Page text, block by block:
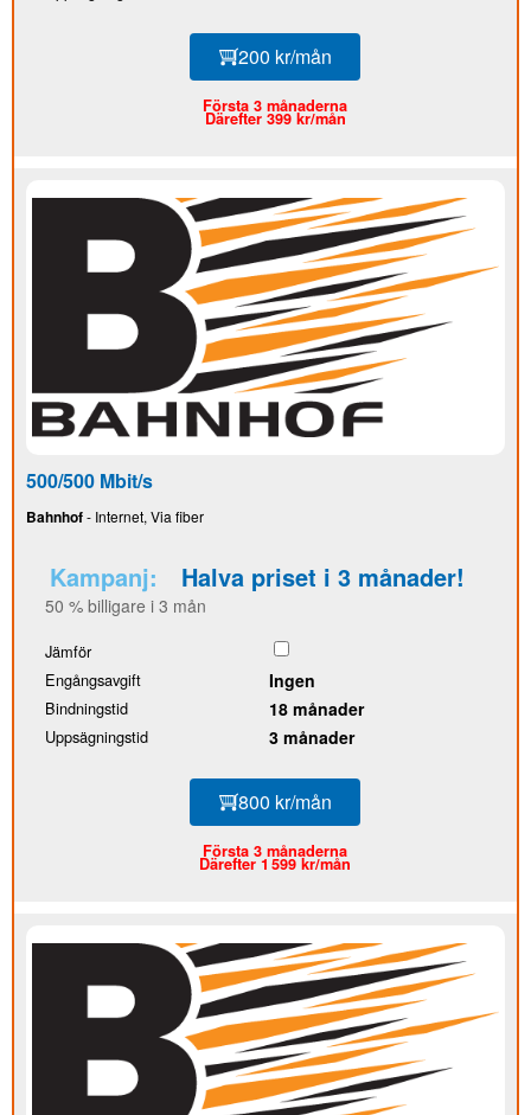
200 kr/mån
Första 3 månaderna
Därefter 399 kr/mån
500/500 Mbit/s
Bahnhof- Internet, Via fiber
Kampanj: Halva priset i 3 månader!
50 % billigare i 3 mån
Jämför
Engångsavgift
Ingen
Bindningstid 18 månader
Uppsägningstid 3 månader
800 kr/mån
Första 3 månaderna
Därefter 1 599 kr/mån